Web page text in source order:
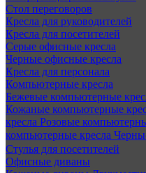
Стол переговоров
Кресла для руководителей
Кресла для посетителей
Серые офисные кресла
Черные офисные кресла
Кресла для персонала
Компьютерные кресла
Бежевые компьютерные
Кожаные компьютерные
кресла Розовые
компьютерные кресла
Стулья для посетителей
Офисные диваны